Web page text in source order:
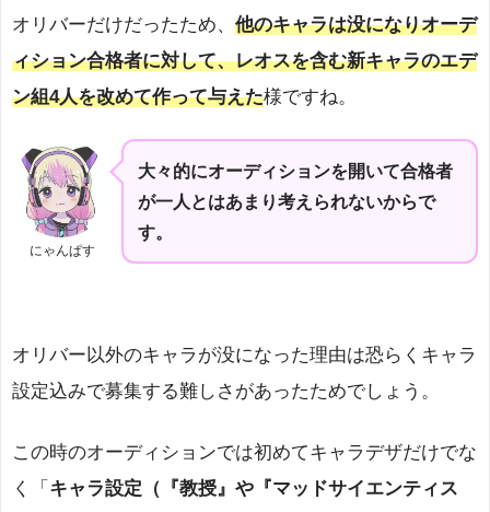
オリバーだけだったため、 他のキャラは没になりオーデ
ィション合格者に対して、レオスを含む新キャラのエデ
ン組4人を改めて作って与えた様ですね。
にゃんぱす
大々的にオーディションを開いて合格者
が一人とはあまり考えられないからで
す。
オリバー以外のキャラが没になった理由は恐らくキャラ
設定込みで募集する難しさがあったためでしょう。
この時のオーディションでは初めてキャラデザだけでな
く「 キャラ設定（『教授』や『マッドサイエンティス